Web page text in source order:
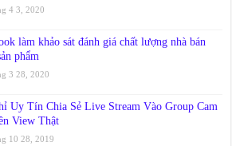
4 3, 2020
làm khảo sát đánh giá chất lượng nhà bán
phẩm
3 28, 2020
Uy Tín Chia Sẻ Live Stream Vào Group Cam
View Thật
10 28, 2019